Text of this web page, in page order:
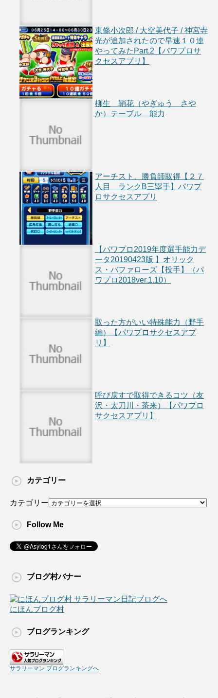
東條小次郎 / 大空美代子 / 神宮寺
光が追加されたので早速１０連
やってみたPart.2【パワプロサ
クセスアプリ】
柳生 鞘花（やぎゅう さや
か）テーブル 能力
アーチスト、勝負師取得【２７
人目 ランクB三塁手】パワプ
ロサクセスアプリ
【パワプロ2019年度選手能力デ
ータ20190423版 】オリック
ス・バファローズ【投手】（パ
ワプロ2018ver.1.10）
取った方がいい特殊能力（野手
編）【パワプロサクセスアプ
リ】
呼び戻すで取得できるコツ（友
沢・太刀川・茶来）【パワプロ
サクセスアプリ】
カテゴリー
カテゴリー
Follow Me
ブログ村バナー
にほんブログ村
ブログランキング
サラリーマン ブログランキングへ